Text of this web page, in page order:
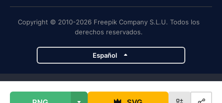
Copyright © 2010-2026 Freepik Company S.L.U. Todos los
derechos reservados.
Español